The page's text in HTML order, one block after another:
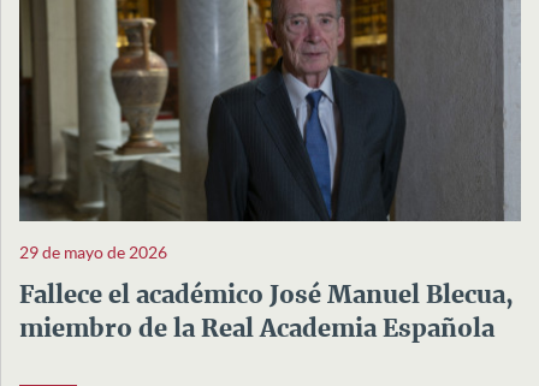
29 de mayo de 2026
Fallece el académico José Manuel Blecua,
miembro de la Real Academia Española